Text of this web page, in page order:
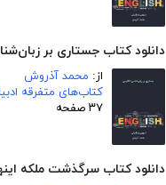
دانلود کتاب جستاری بر
از: محمد آذروش
کتاب‌های متفرقه
۳۷ صفحه
دانلود کتاب سرگذشت ملکه